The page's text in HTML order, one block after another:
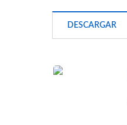
DESCARGAR